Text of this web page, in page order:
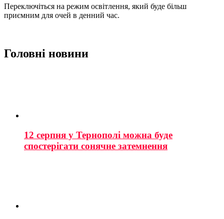
Переключіться на режим освітлення, який буде більш
приємним для очей в денний час.
Головні новини
12 серпня у Тернополі можна буде
спостерігати сонячне затемнення